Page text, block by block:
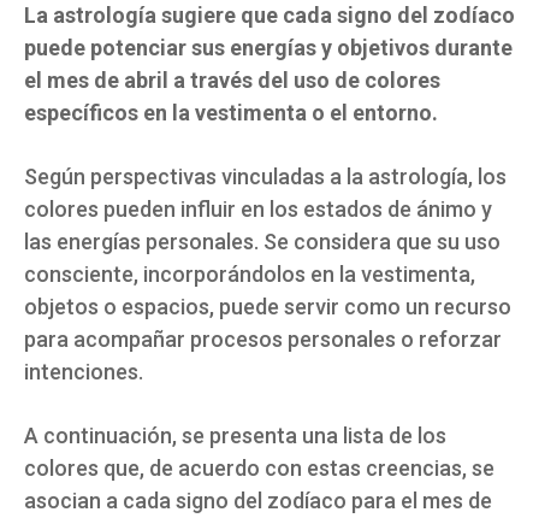
La astrología sugiere que cada signo del zodíaco
puede potenciar sus energías y objetivos durante
el mes de abril a través del uso de colores
específicos en la vestimenta o el entorno.
Según perspectivas vinculadas a la astrología, los
colores pueden influir en los estados de ánimo y
las energías personales. Se considera que su uso
consciente, incorporándolos en la vestimenta,
objetos o espacios, puede servir como un recurso
para acompañar procesos personales o reforzar
intenciones.
A continuación, se presenta una lista de los
colores que, de acuerdo con estas creencias, se
asocian a cada signo del zodíaco para el mes de